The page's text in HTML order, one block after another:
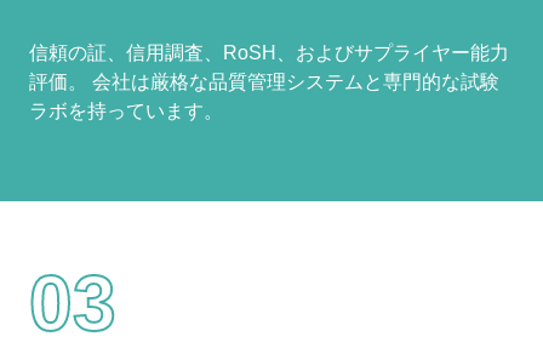
信頼の証、信用調査、RoSH、およびサプライヤー能力
評価。 会社は厳格な品質管理システムと専門的な試験
ラボを持っています。
03